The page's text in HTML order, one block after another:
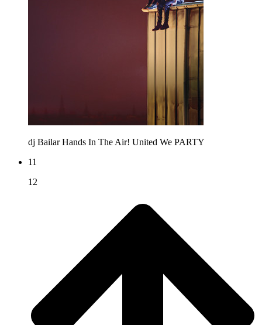
dj BailarHands In The Air! United We PARTY
11
12